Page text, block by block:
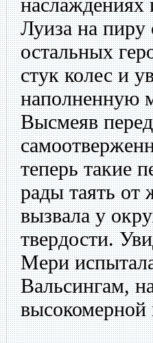
Луиза на пиру
остальных
стук колес и
наполненную
Высмеяв
теперь такие
рады таять от
вызвала у
твердости.
Мери
Вальсингам,